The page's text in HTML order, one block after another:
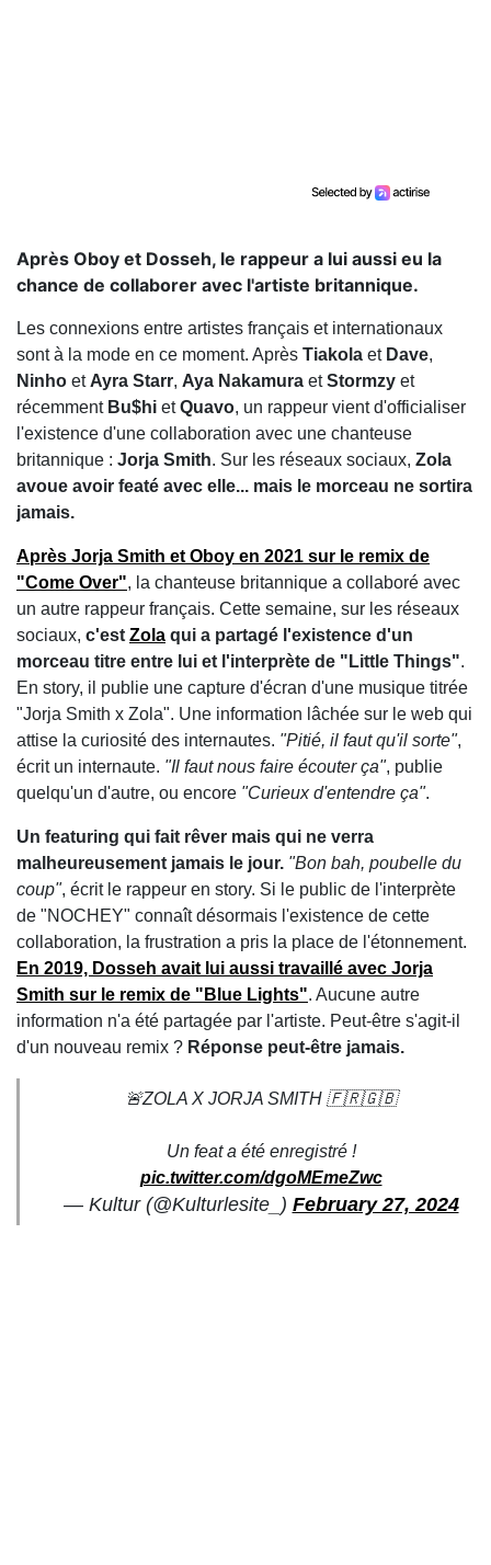
Après Oboy et Dosseh, le rappeur a lui aussi eu la
chance de collaborer avec l'artiste britannique.
Les connexions entre artistes français et internationaux
sont à la mode en ce moment. Après Tiakola et Dave,
Ninho et Ayra Starr, Aya Nakamura etStormzy et
récemmentBu$hi etQuavo, un rappeur vient d'officialiser
l'existence d'une collaboration avec une chanteuse
britannique : Jorja Smith. Sur les réseaux sociaux, Zola
avoue avoir featé avec elle... mais le morceau ne sortira
jamais.
Après Jorja Smith et Oboy en 2021 sur le remix de
"Come Over", la chanteuse britannique a collaboré avec
un autre rappeur français. Cette semaine, sur les réseaux
sociaux, c'est Zola qui a partagé l'existence d'un
morceau titre entre lui et l'interprète de "Little Things".
En story, il publie une capture d'écran d'une musique titrée
"Jorja Smith x Zola". Une information lâchée sur le web qui
attise la curiosité des internautes. "Pitié, il faut qu'il sorte",
écrit un internaute. "Il faut nous faire écouter ça", publie
quelqu'un d'autre, ou encore "Curieux d'entendre ça".
Un featuring qui fait rêver mais qui ne verra
malheureusement jamais le jour. "Bon bah, poubelle du
coup", écrit le rappeur en story. Si le public de l'interprète
de "NOCHEY" connaît désormais l'existence de cette
collaboration, la frustration a pris la place de l'étonnement.
En 2019, Dosseh avait lui aussi travaillé avec Jorja
Smith sur le remix de "Blue Lights". Aucune autre
information n'a été partagée par l'artiste. Peut-être s'agit-il
d'un nouveau remix ? Réponse peut-être jamais.
🚨ZOLA X JORJA SMITH 🇫🇷🇬🇧
Un feat a été enregistré !
pic.twitter.com/dgoMEmeZwc
— Kultur (@Kulturlesite_) February 27, 2024